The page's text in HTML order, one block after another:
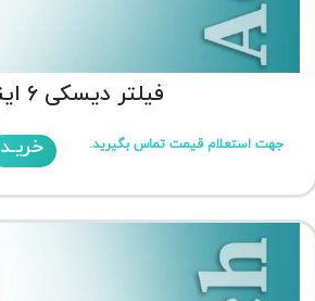
فیلتر دیسکی 6 اینچ
جهت استعلام قیمت تماس بگیرید. خریـد